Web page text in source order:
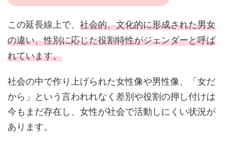
この延長線上で、 社会的、文化的に形成された男女
の違い、性別に応じた役割特性がジェンダーと呼ば
れています。
社会の中で作り上げられた女性像や男性像、「女だ
から」という言われれなく差別や役割の押し付けは
今もまだ存在し、女性が社会で活動しにくい状況が
あります。